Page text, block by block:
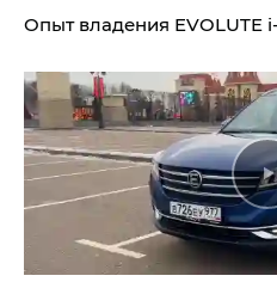
Опыт владения EVOLUTE